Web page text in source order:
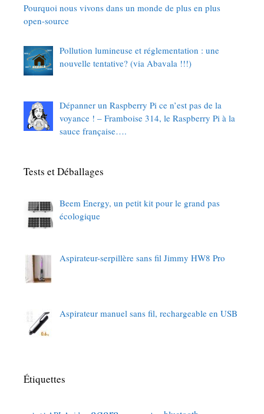
Pourquoi nous vivons dans un monde de plus en plus
open-source
Pollution lumineuse et réglementation : une
nouvelle tentative? (via Abavala !!!)
Dépanner un Raspberry Pi ce n’est pas de la
voyance ! – Framboise 314, le Raspberry Pi à la
sauce française….
Tests et Déballages
Beem Energy, un petit kit pour le grand pas
écologique
Aspirateur-serpillère sans fil Jimmy HW8 Pro
Aspirateur manuel sans fil, rechargeable en USB
Étiquettes